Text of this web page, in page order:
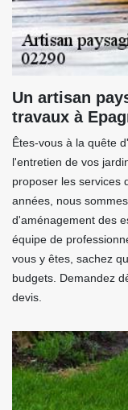
Un artisan
travaux à
Êtes-vous à la quête
l'entretien de vos
proposer les services
années, nous
d'aménagement des
équipe de
vous y êtes, sachez
budgets. Demandez
devis.